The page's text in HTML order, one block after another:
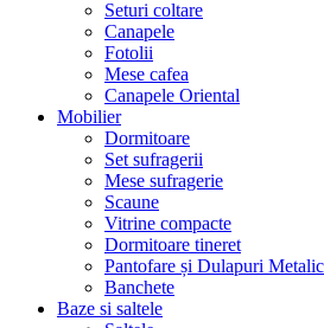
Seturi coltare
Canapele
Fotolii
Mese cafea
Canapele Oriental
Mobilier
Dormitoare
Set sufragerii
Mese sufragerie
Scaune
Vitrine compacte
Dormitoare tineret
Pantofare și Dulapuri
Banchete
Baze si saltele